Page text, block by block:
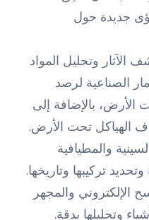
جديدة حول
وتحليل المواد
الصناعية لرصد
الأرض، بالإضافة إلى
الهياكل تحت الأرض.
والمطيافية
تركيبها وتاريخها.
الإلكتروني والمجهر
وتحليلها بدقة.